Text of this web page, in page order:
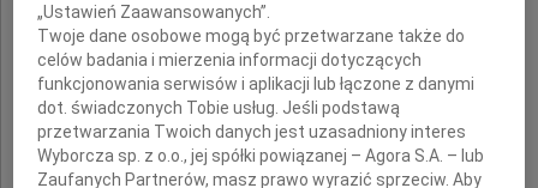
dr Jadwidze Małdyk
i Jej najbliższej
„Ustawień Zaawansowanych”.
Twoje dane osobowe mogą być przetwarzane także do
celów badania i mierzenia informacji dotyczących
funkcjonowania serwisów i aplikacji lub łączone z danymi
dot. świadczonych Tobie usług. Jeśli podstawą
przetwarzania Twoich danych jest uzasadniony interes
Wyborcza sp. z o.o., jej spółki powiązanej – Agora S.A. – lub
Zaufanych Partnerów, masz prawo wyrazić sprzeciw. Aby